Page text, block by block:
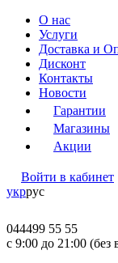
О нас
Услуги
Доставка и
Дисконт
Контакты
Новости
Гарантии
Магазины
Акции
Войти в кабинет
укррус
044499 55 55
c 9:00 до 21:00